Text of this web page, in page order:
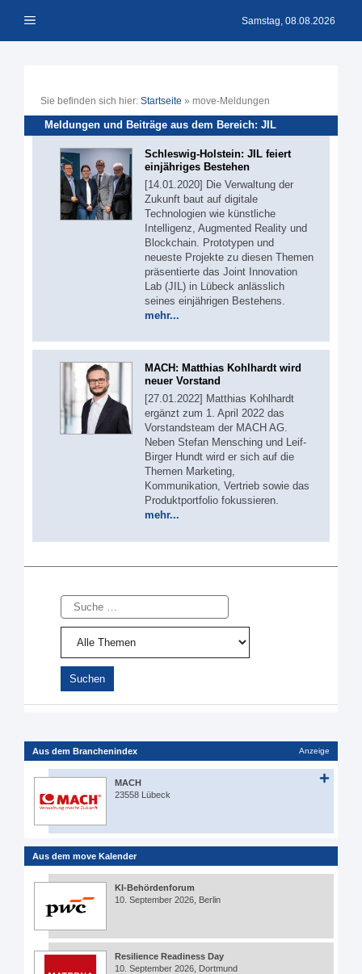
Inhalt Menü Samstag, 08.08.2026
Sie befinden sich hier: Startseite » move-Meldungen
Meldungen und Beiträge aus dem Bereich: JIL
Schleswig-Holstein: JIL feiert
einjähriges Bestehen
[14.01.2020] Die Verwaltung der
Zukunft baut auf digitale
Technologien wie künstliche
Intelligenz, Augmented Reality und
Blockchain. Prototypen und
neueste Projekte zu diesen Themen
präsentierte das Joint Innovation
Lab (JIL) in Lübeck anlässlich
seines einjährigen Bestehens.
mehr...
MACH: Matthias Kohlhardt wird
neuer Vorstand
[27.01.2022] Matthias Kohlhardt
ergänzt zum 1. April 2022 das
Vorstandsteam der MACH AG.
Neben Stefan Mensching und Leif-
Birger Hundt wird er sich auf die
Themen Marketing,
Kommunikation, Vertrieb sowie das
Produktportfolio fokussieren.
mehr...
Suche
Aus dem Branchenindex Anzeige
MACH
23558 Lübeck
Aus dem move Kalender
KI-Behördenforum
10. September 2026, Berlin
Resilience Readiness Day
10. September 2026, Dortmund